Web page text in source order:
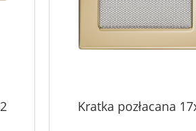
Kratka pozłacana